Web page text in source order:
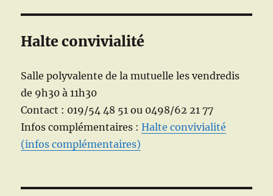
Halte convivialité
Salle polyvalente de la mutuelle les vendredis
de 9h30 à 11h30
Contact : 019/54 48 51 ou 0498/62 21 77
Infos complémentaires :Halte convivialité
(infos complémentaires)